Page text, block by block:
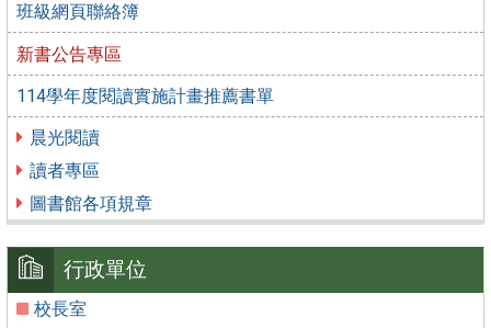
班級網頁聯絡簿
新書公告專區
114學年度閱讀實施計畫推薦書單
晨光閱讀
讀者專區
圖書館各項規章
行政單位
校長室